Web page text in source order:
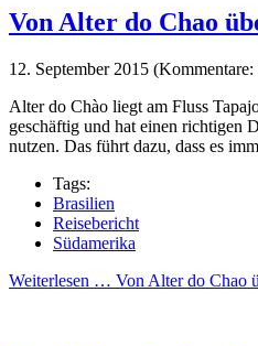
Von Alter do Chao
12. September 2015 (Kommentare:
Alter do Chào liegt am Fluss
geschäftig und hat einen richtigen
nutzen. Das führt dazu, dass es
Tags:
Brasilien
Reisebericht
Südamerika
Weiterlesen … Von Alter do Chao